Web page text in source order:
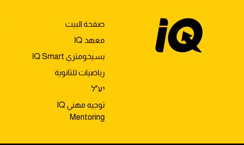
صفحة البيت
معهد IQ
بسيخومتري IQ Smart
رياضيات للثانوية
יע"ל
توجيه مهني IQ
Mentoring